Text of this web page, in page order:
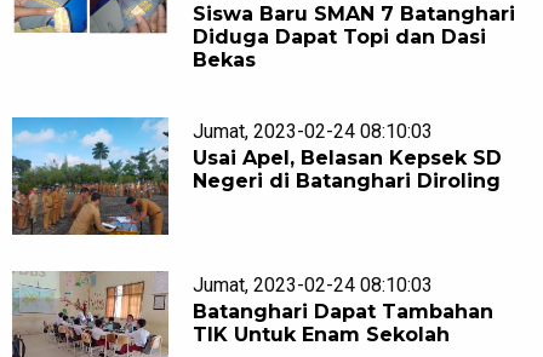
Siswa Baru SMAN 7 Batanghari
Diduga Dapat Topi dan Dasi
Bekas
Jumat, 2023-02-24 08:10:03
Usai Apel, Belasan Kepsek SD
Negeri di Batanghari Diroling
Jumat, 2023-02-24 08:10:03
Batanghari Dapat Tambahan
TIK Untuk Enam Sekolah